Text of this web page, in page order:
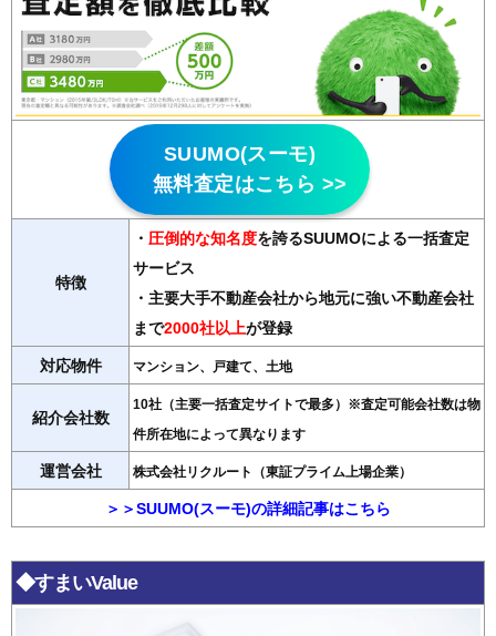
SUUMO(スーモ)
無料査定はこちら >>
特徴
・ 圧倒的な知名度を誇るSUUMOによる一括査定
サービス
・主要大手不動産会社から地元に強い不動産会社
まで2000社以上が登録
対応物件 マンション、戸建て、土地
紹介会社数
10社（主要一括査定サイトで最多）※査定可能会社数は物
件所在地によって異なります
運営会社 株式会社リクルート（東証プライム上場企業）
＞＞SUUMO(スーモ)の詳細記事はこちら
◆すまいValue